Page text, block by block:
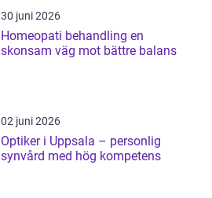
30 juni 2026
Homeopati behandling en
skonsam väg mot bättre balans
02 juni 2026
Optiker i Uppsala – personlig
synvård med hög kompetens